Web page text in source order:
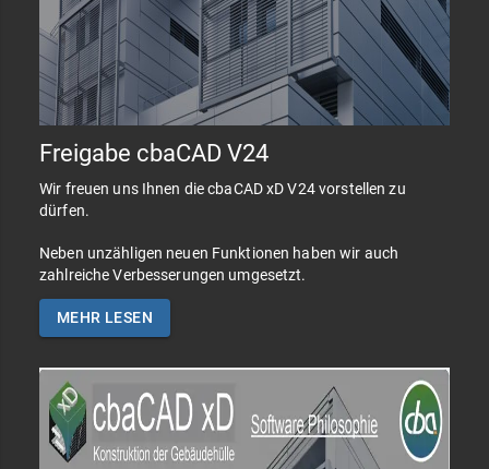
Freigabe cbaCAD V24
Wir freuen uns Ihnen die cbaCAD xD V24 vorstellen zu
dürfen.
Neben unzähligen neuen Funktionen haben wir auch
zahlreiche Verbesserungen umgesetzt.
MEHR LESEN